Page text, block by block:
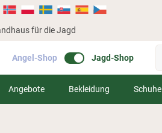
für die Jagd
Angel-Shop Jagd-Shop
Angebote Bekleidung Schuhe